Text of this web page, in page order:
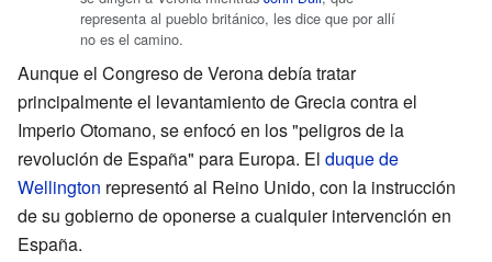
representa al pueblo británico, les dice que por allí
no es el camino.
Aunque el Congreso de Verona debía tratar
principalmente el levantamiento de Grecia contra el
Imperio Otomano, se enfocó en los "peligros de la
revolución de España" para Europa. El duque de
Wellington representó al Reino Unido, con la instrucción
de su gobierno de oponerse a cualquier intervención en
España.